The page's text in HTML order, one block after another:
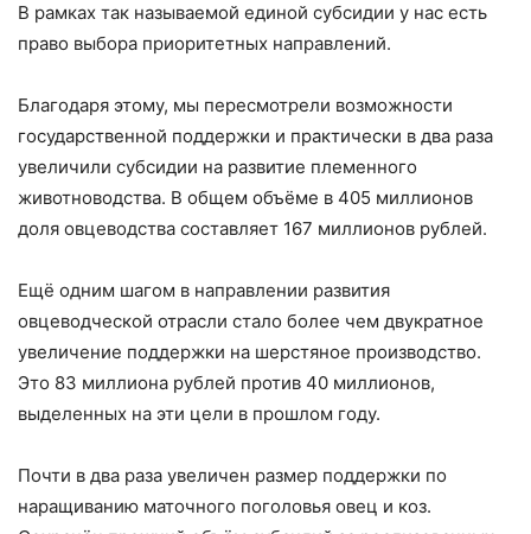
В рамках так называемой единой субсидии у нас есть
право выбора приоритетных направлений.
Благодаря этому, мы пересмотрели возможности
государственной поддержки и практически в два раза
увеличили субсидии на развитие племенного
животноводства. В общем объёме в 405 миллионов
доля овцеводства составляет 167 миллионов рублей.
Ещё одним шагом в направлении развития
овцеводческой отрасли стало более чем двукратное
увеличение поддержки на шерстяное производство.
Это 83 миллиона рублей против 40 миллионов,
выделенных на эти цели в прошлом году.
Почти в два раза увеличен размер поддержки по
наращиванию маточного поголовья овец и коз.